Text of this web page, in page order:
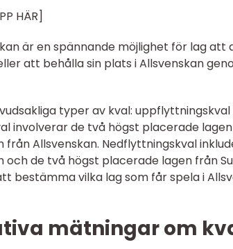
HÄR]
är en spännande möjlighet för lag
att behålla sin plats i Allsvenskan
typer av kval:
involverar de två högst placerade
från Allsvenskan. Nedflyttningskval
och de två högst placerade lagen från
bestämma vilka lag som får spela i
mätningar om